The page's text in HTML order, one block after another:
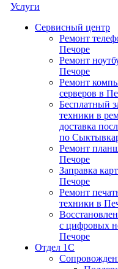
Услуги
Сервисный центр
Ремонт
Печоре
Ремонт
Печоре
Ремонт
серверов в
Бесплатный
техники в
доставка
по
Ремонт
Печоре
Заправка
Печоре
Ремонт
техники в
с цифровых
Печоре
Отдел 1С